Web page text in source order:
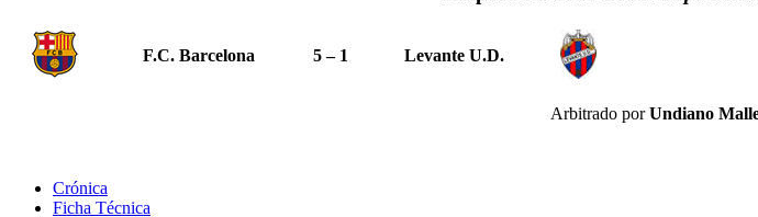
F.C. Barcelona 5 – 1 Levante U.D.
Arbitrado porUndiano
Crónica
Ficha Técnica